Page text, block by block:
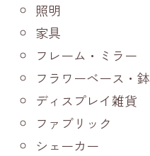
照明
家具
フレーム・ミラー
フラワーベース・鉢
ディスプレイ雑貨
ファブリック
シェーカー